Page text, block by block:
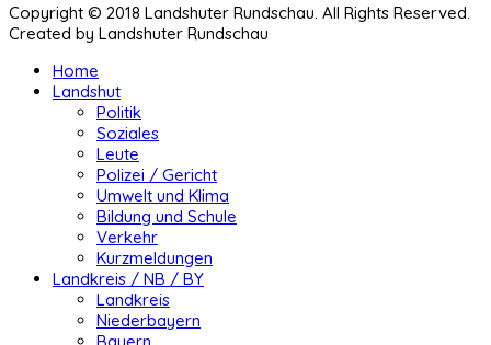
Copyright © 2018 Landshuter Rundschau. All Rights Reserved.
Created by Landshuter Rundschau
Home
Landshut
Politik
Soziales
Leute
Polizei / Gericht
Umwelt und Klima
Bildung und Schule
Verkehr
Kurzmeldungen
Landkreis / NB / BY
Landkreis
Niederbayern